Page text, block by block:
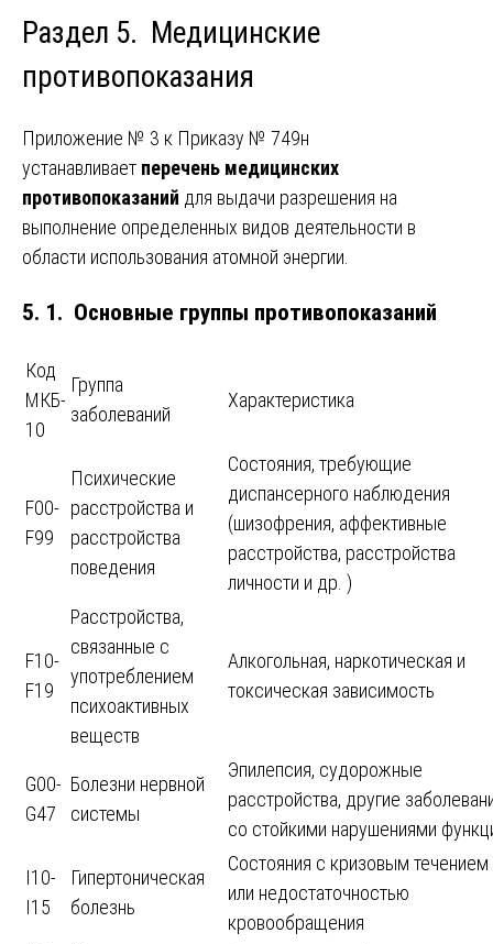
Раздел 5. Медицинские
противопоказания
Приложение № 3 к Приказу № 749н
устанавливает перечень медицинских
противопоказаний для выдачи разрешения на
выполнение определенных видов деятельности в
области использования атомной энергии.
5. 1. Основные группы противопоказаний
Код
МКБ-
10
Группа
заболеваний
Характеристика
F00-
F99
Психические
расстройства и
расстройства
поведения
Состояния, требующие
диспансерного наблюдения
(шизофрения, аффективные
расстройства, расстройства
личности и др. )
F10-
F19
Расстройства,
связанные с
употреблением
психоактивных
веществ
Алкогольная, наркотическая и
токсическая зависимость
G00-
G47
Болезни нервной
системы
Эпилепсия, судорожные
расстройства, другие
со стойкими нарушениями
I10-
I15
Гипертоническая
болезнь
Состояния с кризовым
или недостаточностью
кровообращения